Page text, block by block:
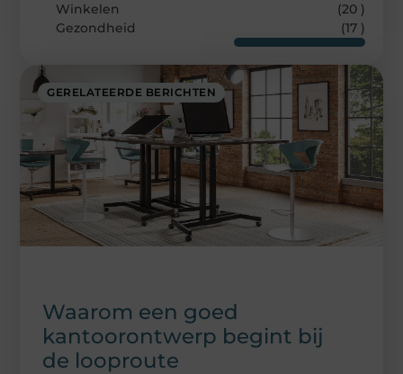
GERELATEERDE BERICHTEN
Waarom een goed
kantoorontwerp begint bij
de looproute
Winkelen
(20 )
Gezondheid
(17 )